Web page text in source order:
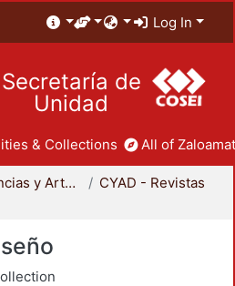
Log In
Secretaría de
Unidad
& Collections All of
División de Ciencias y Artes para el Diseño
CYAD - Revistas